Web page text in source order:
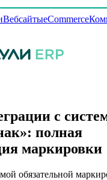
ВебсайтыeCommerce
с
полная
маркировки
обязательной